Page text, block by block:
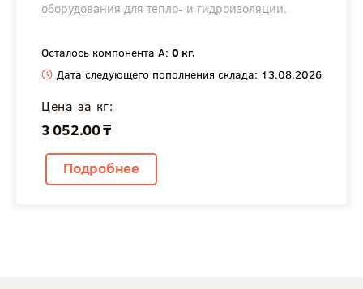
оборудования для тепло- и гидроизоляции.
Осталось компонента А: 0 кг.
Дата следующего пополнения склада: 13.08.2026
Цена за кг:
3 052.00 ₸
Подробнее